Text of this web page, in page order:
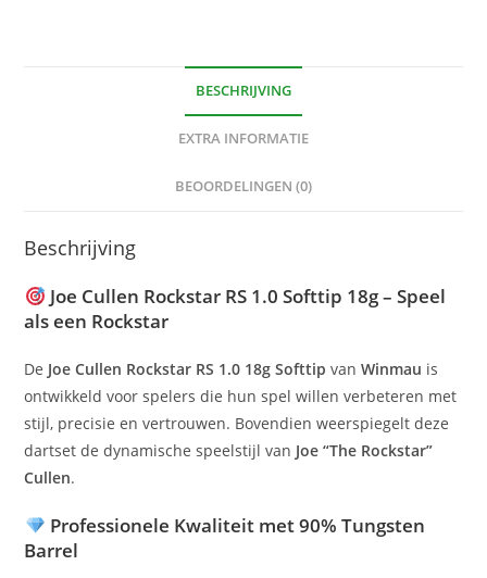
BESCHRIJVING
EXTRA INFORMATIE
BEOORDELINGEN (0)
Beschrijving
Joe Cullen Rockstar RS 1.0 Softtip 18g – Speel
als een Rockstar
De Joe Cullen Rockstar RS 1.0 18g Softtip vanWinmau is
ontwikkeld voor spelers die hun spel willen verbeteren met
stijl, precisie en vertrouwen. Bovendien weerspiegelt deze
dartset de dynamische speelstijl van Joe “The Rockstar”
Cullen.
Professionele Kwaliteit met 90% Tungsten
Barrel